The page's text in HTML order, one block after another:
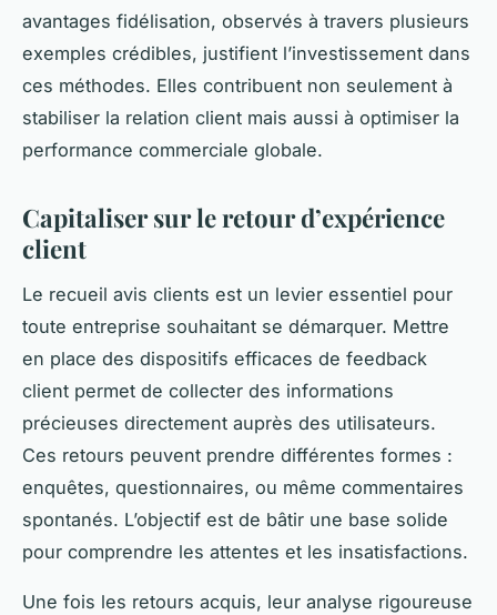
avantages fidélisation, observés à travers plusieurs
exemples crédibles, justifient l’investissement dans
ces méthodes. Elles contribuent non seulement à
stabiliser la relation client mais aussi à optimiser la
performance commerciale globale.
Capitaliser sur le retour d’expérience
client
Le recueil avis clients est un levier essentiel pour
toute entreprise souhaitant se démarquer. Mettre
en place des dispositifs efficaces de feedback
client permet de collecter des informations
précieuses directement auprès des utilisateurs.
Ces retours peuvent prendre différentes formes :
enquêtes, questionnaires, ou même commentaires
spontanés. L’objectif est de bâtir une base solide
pour comprendre les attentes et les insatisfactions.
Une fois les retours acquis, leur analyse rigoureuse